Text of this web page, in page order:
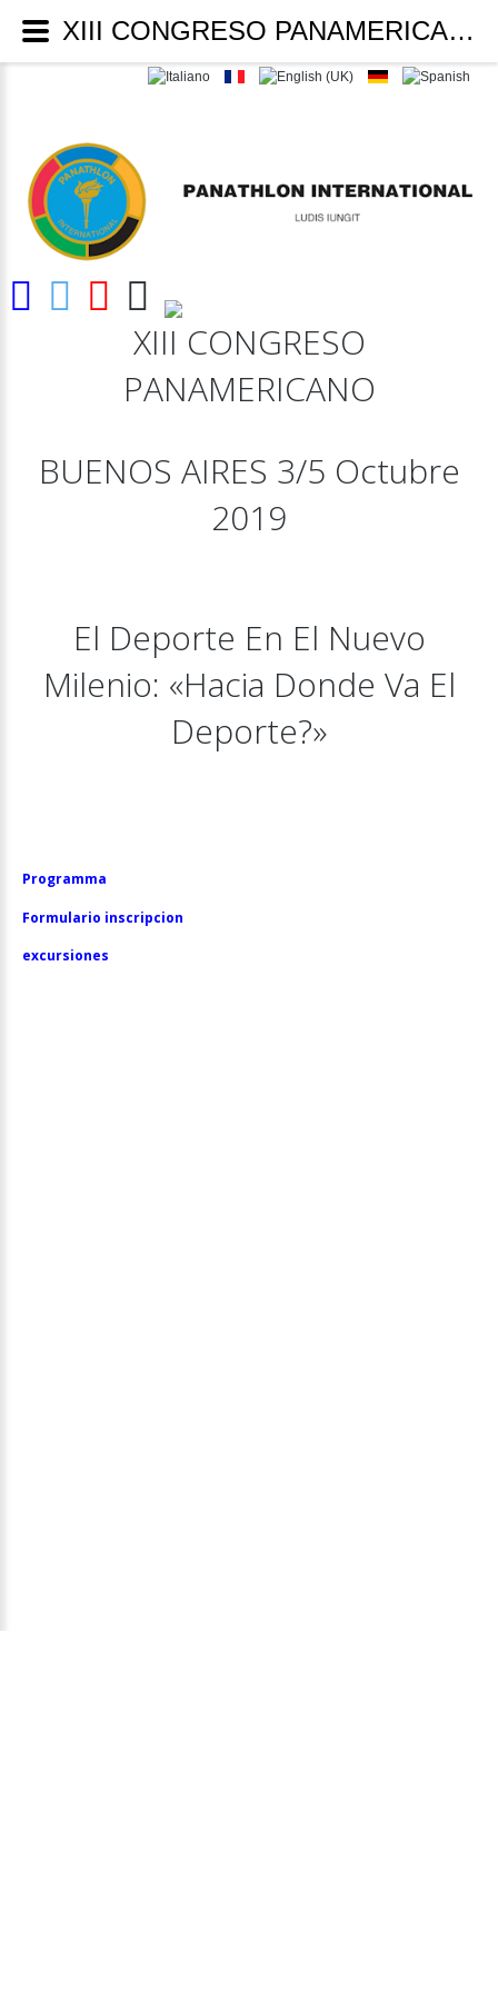
XIII CONGRESO
PANAMERICANO
BUENOS AIRES 3/5 Octubre
2019
El Deporte En El Nuevo
Milenio: «Hacia Donde Va El
Deporte?»
Programma
Formulario inscripcion
excursiones
XIII CONGRESO PANAMERICANO BUENOS AIRES 2019 - Panathlon International